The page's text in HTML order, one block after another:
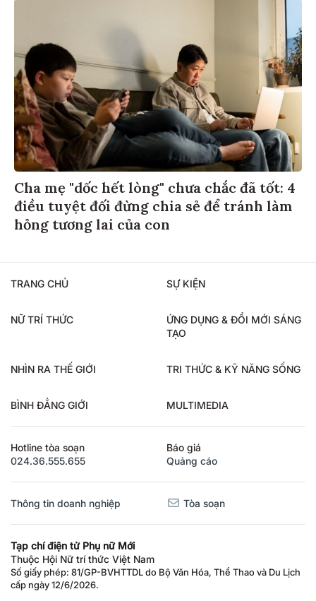
Cha mẹ "dốc hết lòng" chưa chắc đã tốt: 4
điều tuyệt đối đừng chia sẻ để tránh làm
hỏng tương lai của con
TRANG CHỦ SỰ KIỆN
NỮ TRÍ THỨC
ỨNG DỤNG & ĐỔI MỚI SÁNG
TẠO
NHÌN RA THẾ GIỚI TRI THỨC & KỸ NĂNG SỐNG
BÌNH ĐẲNG GIỚI MULTIMEDIA
Hotline tòa soạn
024.36.555.655
Báo giá
Quảng cáo
Thông tin doanh nghiệp Tòa soạn
Tạp chí điện tử Phụ nữ Mới
Thuộc Hội Nữ trí thức Việt Nam
Số giấy phép: 81/GP-BVHTTDL do Bộ Văn Hóa, Thể Thao và Du Lịch
cấp ngày 12/6/2026.